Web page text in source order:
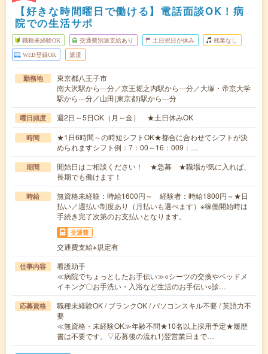
【好きな時間曜日で働ける】電話面談OK！病
院での生活サポ
職種未経験OK 交通費別途支給あり 土日祝日が休み 残業なし
WEB登録OK 派遣
勤務地
東京都八王子市
南大沢駅から---分／京王堀之内駅から---分／大塚・帝京大学
駅から---分／山田(東京都)駅から---分
曜日頻度 週2日～5日OK（月～金） ★土日休みOK
時間
★1日6時間～の時短シフトOK★都合に合わせてシフトが決
められますシフト例：7：00～16：009：…
期間
開始日はご相談ください！ ★急募 ★職場が気に入れば、
長期でも働けます！
時給
無資格未経験：時給1600円～ 経験者：時給1800円～★日
払い／週払い制度あり（月払いも選べます）※稼働開始時は
手続き完了次第のお支払いとなります。
交通費
交通費支給※規定有
仕事内容
看護助手
≪病院でちょっとしたお手伝い≫○シーツの交換やベッドメ
イキング〇お手洗い・入浴など生活のお手伝い○診…
応募資格
職種未経験OK / ブランクOK / パソコンスキル不要 / 英語力不
要
≪無資格・未経験OK≫年齢不問★10名以上採用予定★履歴
書は不要です。▽応募後の流れ1)翌営業日まで…